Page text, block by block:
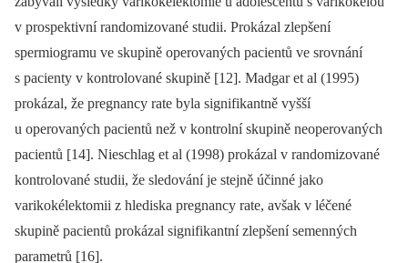
v pros­pektivní randomizované studii. Prokázal zlepšení
spermiogramu ve skupině ope­rovaných pacientů ve srovnání
s pacienty v kontrolované skupině [12]. Madgar et al (1995)
prokázal, že pregnancy rate byla signifikantně vyšší
u operovaných pacientů než v kontrolní skupině neoperovaných
pacientů [14]. Nieschlag et al (1998) prokázal v randomizované
kontrolované studii, že sledování je stejně účinné jako
varikokélektomii z hlediska pregnancy rate, avšak v léčené
skupině pacientů prokázal signifikantní zlepšení semenných
parametrů [16].